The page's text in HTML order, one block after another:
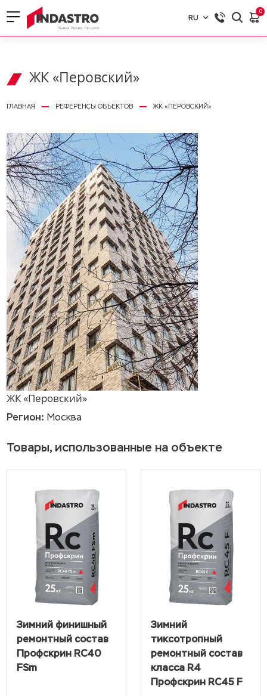
RU
RU
0
ЖК «Перовский»
ГЛАВНАЯ РЕФЕРЕНСЫ ОБЪЕКТОВ ЖК «ПЕРОВСКИЙ»
ЖК «Перовский»
Регион: Москва
Товары, использованные на объекте
Зимний финишный
ремонтный состав
Профскрин RC40
FSm
Зимний
тиксотропный
ремонтный состав
класса R4
Профскрин RC45 F